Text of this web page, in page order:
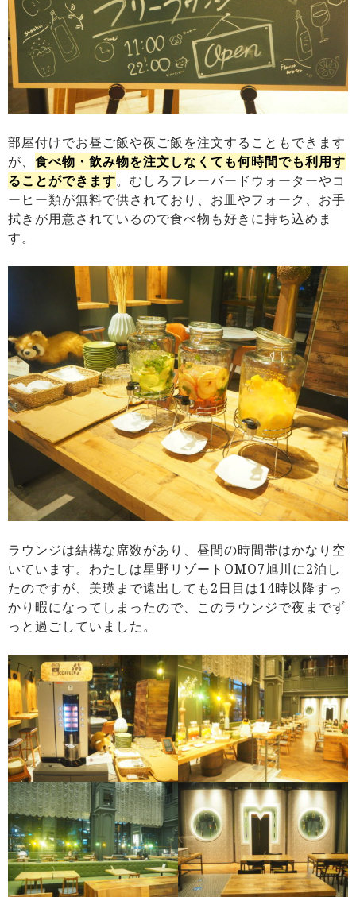
部屋付けでお昼ご飯や夜ご飯を注文することもできます
が、 食べ物・飲み物を注文しなくても何時間でも利用す
ることができます。むしろフレーバードウォーターやコ
ーヒー類が無料で供されており、お皿やフォーク、お手
拭きが用意されているので食べ物も好きに持ち込めま
す。
ラウンジは結構な席数があり、昼間の時間帯はかなり空
いています。わたしは星野リゾートOMO7旭川に2泊し
たのですが、美瑛まで遠出しても2日目は14時以降すっ
かり暇になってしまったので、このラウンジで夜までず
っと過ごしていました。